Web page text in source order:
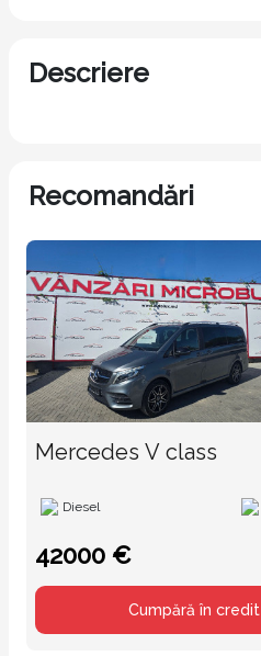
Descriere
Recomandări
Mercedes V class
Diesel
42000 €
Cumpără în credit